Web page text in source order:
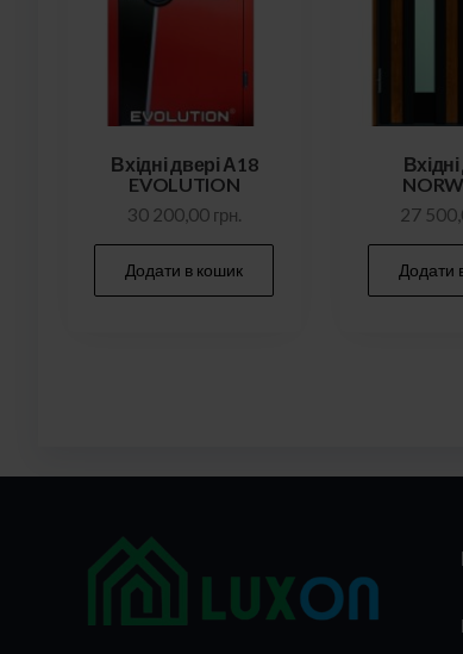
Вхідні двері А18
EVOLUTION
30 200,00 грн.
Додати в кошик
27
Додати